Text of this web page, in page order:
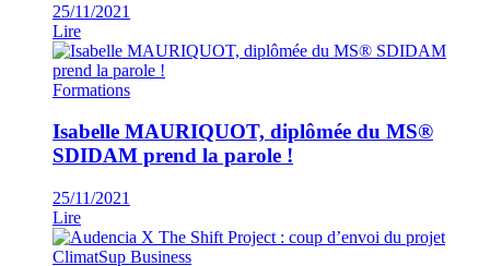
25/11/2021
Lire
Formations
Isabelle MAURIQUOT, diplômée du MS®
SDIDAM prend la parole !
25/11/2021
Lire